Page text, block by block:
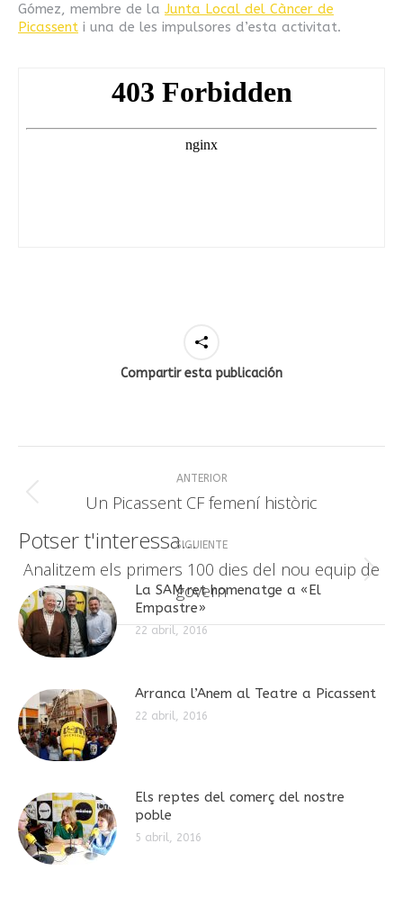
Gómez, membre de la Junta Local del Càncer de
Picassent i una de les impulsores d’esta activitat.
Compartir esta publicación
Navegación
entre
publicaciones
ANTERIOR
Publicación
Un Picassent CF femení històric
SIGUIENTE
Publicación
siguiente:
Analitzem els primers 100 dies del nou equip de
govern
Potser t'interessa...
La SAM ret homenatge a «El
Empastre»
22 abril, 2016
Arranca l’Anem al Teatre a Picassent
22 abril, 2016
Els reptes del comerç del nostre
poble
5 abril, 2016